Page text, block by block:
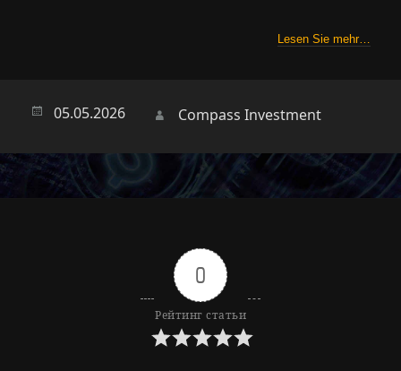
Lesen Sie mehr…
05.05.2026 Автор
Compass Investment
0
Рейтинг статьи